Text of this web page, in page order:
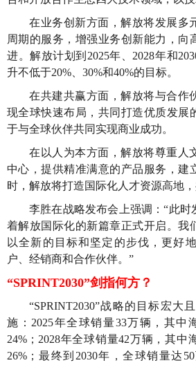
在业务创新方面，解放将发展多
周期的服务，增强业务创新能力，向
进。解放计划到2025年、2028年和
升不低于20%、30%和40%的目标。
在共建共赢方面，解放将与合作
现全球快速布局，共同打造优质发展
于与全球伙伴共同实现商业成功。
在以人为本方面，解放将尊重人
中心，提供精准满意的产品服务，建
时，解放将打造国际化人才资源高地，
李胜在战略发布会上强调：“此
着解放国际化的新篇章正式开启。我
以全新的目标和坚定的步伐，更好
户、经销商和合作伙伴。”
“SPRINT2030”剑指何方？
“SPRINT2030”战略的目标宏大
施：2025年全球销量33万辆，其中
24%；2028年全球销量42万辆，其中
26%；最终到2030年，全球销量达